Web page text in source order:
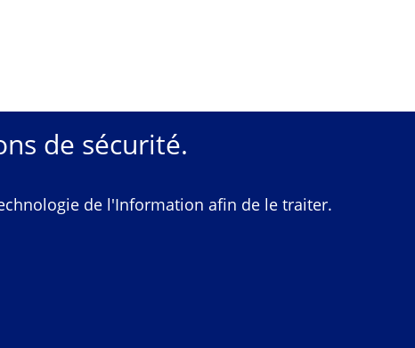
de sécurité.
de l'Information afin de le traiter.